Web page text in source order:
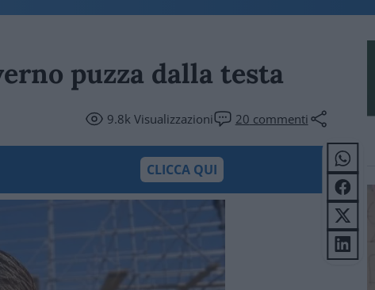
puzza dalla testa
9.8kVisualizzazioni 20 commenti
CLICCA QUI